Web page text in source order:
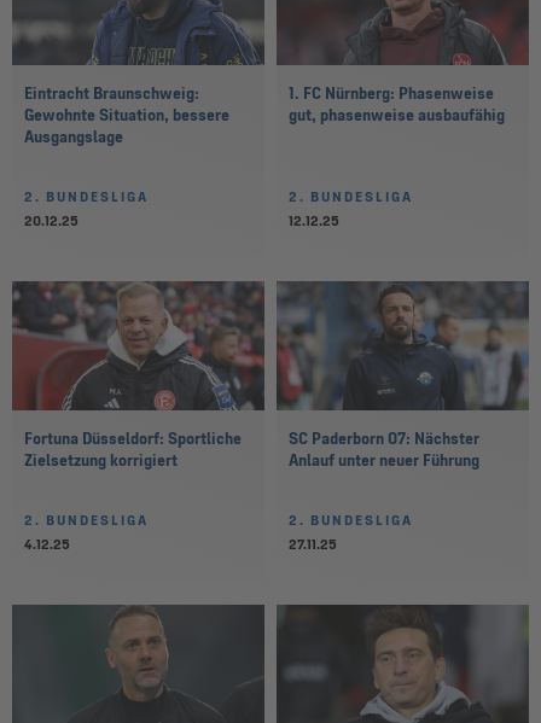
Eintracht Braunschweig:
Gewohnte Situation, bessere
Ausgangslage
2. BUNDESLIGA
20.12.25
1. FC Nürnberg: Phasenweise
gut, phasenweise ausbaufähig
2. BUNDESLIGA
12.12.25
Fortuna Düsseldorf: Sportliche
Zielsetzung korrigiert
2. BUNDESLIGA
4.12.25
SC Paderborn 07: Nächster
Anlauf unter neuer Führung
2. BUNDESLIGA
27.11.25